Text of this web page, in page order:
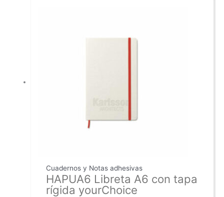
Cuadernos y Notas adhesivas
HAPUA6 Libreta A6 con tapa
rígida yourChoice